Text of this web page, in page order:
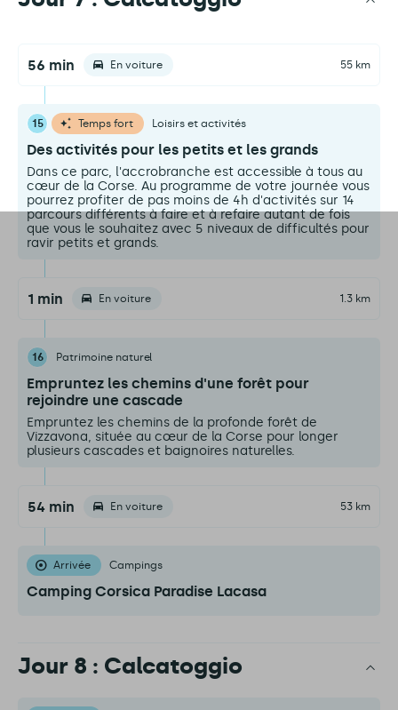
56 min En voiture 55 km
15 Temps fort Loisirs et activités
Des activités pour les petits et les grands
Dans ce parc, l'accrobranche est accessible à tous au
cœur de la Corse. Au programme de votre journée vous
pourrez profiter de pas moins de 4h d'activités sur 14
parcours différents à faire et à refaire autant de fois
que vous le souhaitez avec 5 niveaux de difficultés pour
ravir petits et grands.
1 min En voiture 1.3 km
16 Patrimoine naturel
Empruntez les chemins d'une forêt pour
rejoindre une cascade
Empruntez les chemins de la profonde forêt de
Vizzavona, située au cœur de la Corse pour longer
plusieurs cascades et baignoires naturelles.
54 min En voiture 53 km
Arrivée Campings
Camping Corsica Paradise Lacasa
Jour 8 : Calcatoggio